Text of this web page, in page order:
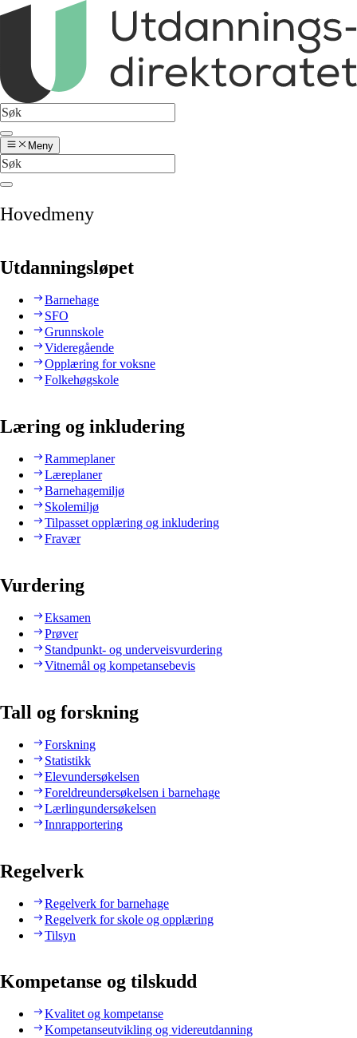
Meny
Hovedmeny
Utdanningsløpet
Barnehage
SFO
Grunnskole
Videregående
Opplæring for voksne
Folkehøgskole
Læring og inkludering
Rammeplaner
Læreplaner
Barnehagemiljø
Skolemiljø
Tilpasset opplæring og inkludering
Fravær
Vurdering
Eksamen
Prøver
Standpunkt- og underveisvurdering
Vitnemål og kompetansebevis
Tall og forskning
Forskning
Statistikk
Elevundersøkelsen
Foreldreundersøkelsen i barnehage
Lærlingundersøkelsen
Innrapportering
Regelverk
Regelverk for barnehage
Regelverk for skole og opplæring
Tilsyn
Kompetanse og tilskudd
Kvalitet og kompetanse
Kompetanseutvikling og videreutdanning